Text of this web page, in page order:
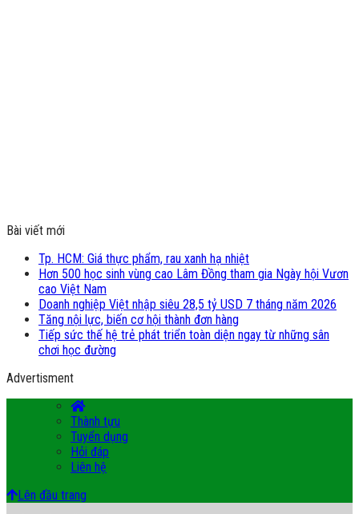
Bài viết mới
Tp. HCM: Giá thực phẩm, rau xanh hạ nhiệt
Hơn 500 học sinh vùng cao Lâm Đồng tham gia Ngày hội Vươn
cao Việt Nam
Doanh nghiệp Việt nhập siêu 28,5 tỷ USD 7 tháng năm 2026
Tăng nội lực, biến cơ hội thành đơn hàng
Tiếp sức thế hệ trẻ phát triển toàn diện ngay từ những sân
chơi học đường
Advertisment
Thành tựu
Tuyển dụng
Hỏi đáp
Liên hệ
Lên đầu trang